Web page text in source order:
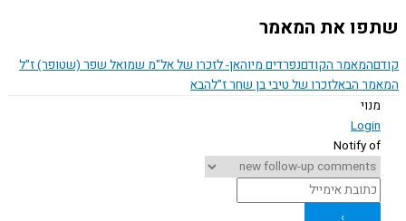
את המאמר
המאמר הקודםנפרדים מיוהאן- לזכרו של אל"מ שמואל שפר (שטופר) ז"ל
הבאלזכרו של טיבי בן שחר ז"להבא
Notify